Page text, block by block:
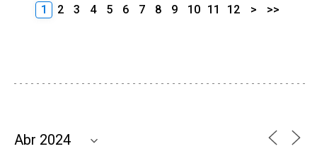
1 2 3 4 5 6 7 8 9 10 11 12 > >>